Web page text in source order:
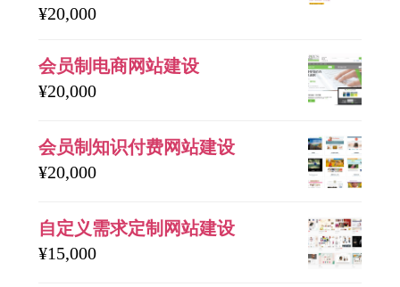
¥20,000
会员制电商网站建设
¥20,000
会员制知识付费网站建设
¥20,000
自定义需求定制网站建设
¥15,000